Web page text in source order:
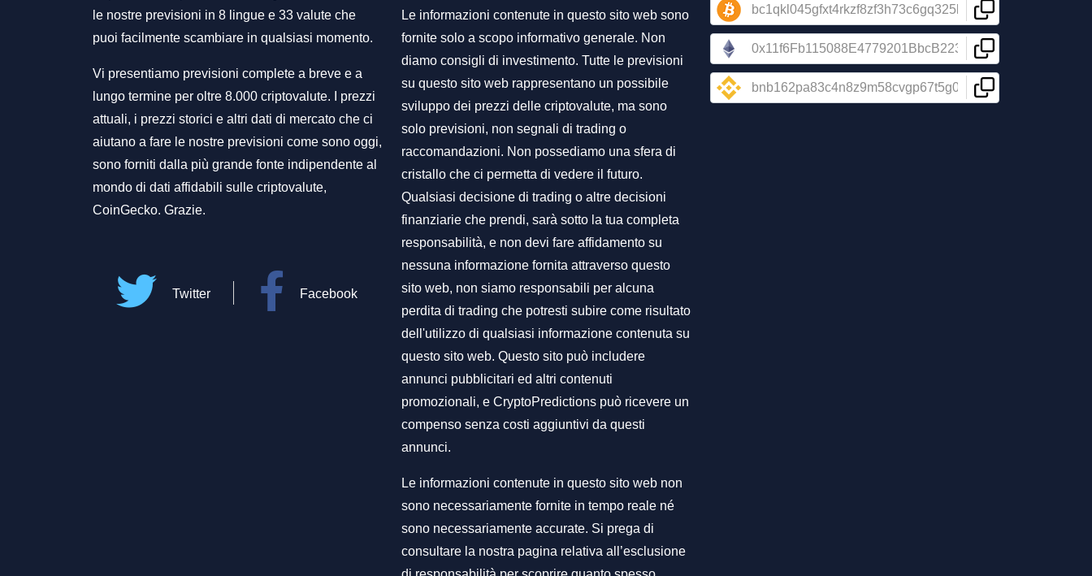
le nostre previsioni in 8 lingue e 33 valute che
puoi facilmente scambiare in qualsiasi momento.
Vi presentiamo previsioni complete a breve e a
lungo termine per oltre 8.000 criptovalute. I prezzi
attuali, i prezzi storici e altri dati di mercato che ci
aiutano a fare le nostre previsioni come sono oggi,
sono forniti dalla più grande fonte indipendente al
mondo di dati affidabili sulle criptovalute,
CoinGecko. Grazie.
Twitter Facebook
Le informazioni contenute in questo sito web sono
fornite solo a scopo informativo generale. Non
diamo consigli di investimento. Tutte le previsioni
su questo sito web rappresentano un possibile
sviluppo dei prezzi delle criptovalute, ma sono
solo previsioni, non segnali di trading o
raccomandazioni. Non possediamo una sfera di
cristallo che ci permetta di vedere il futuro.
Qualsiasi decisione di trading o altre decisioni
finanziarie che prendi, sarà sotto la tua completa
responsabilità, e non devi fare affidamento su
nessuna informazione fornita attraverso questo
sito web, non siamo responsabili per alcuna
perdita di trading che potresti subire come risultato
dell'utilizzo di qualsiasi informazione contenuta su
questo sito web. Questo sito può includere
annunci pubblicitari ed altri contenuti
promozionali, e CryptoPredictions può ricevere un
compenso senza costi aggiuntivi da questi
annunci.
Le informazioni contenute in questo sito web non
sono necessariamente fornite in tempo reale né
sono necessariamente accurate. Si prega di
consultare la nostra pagina relativa all’esclusione